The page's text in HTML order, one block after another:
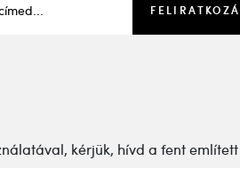
kérjük, hívd a fent említett